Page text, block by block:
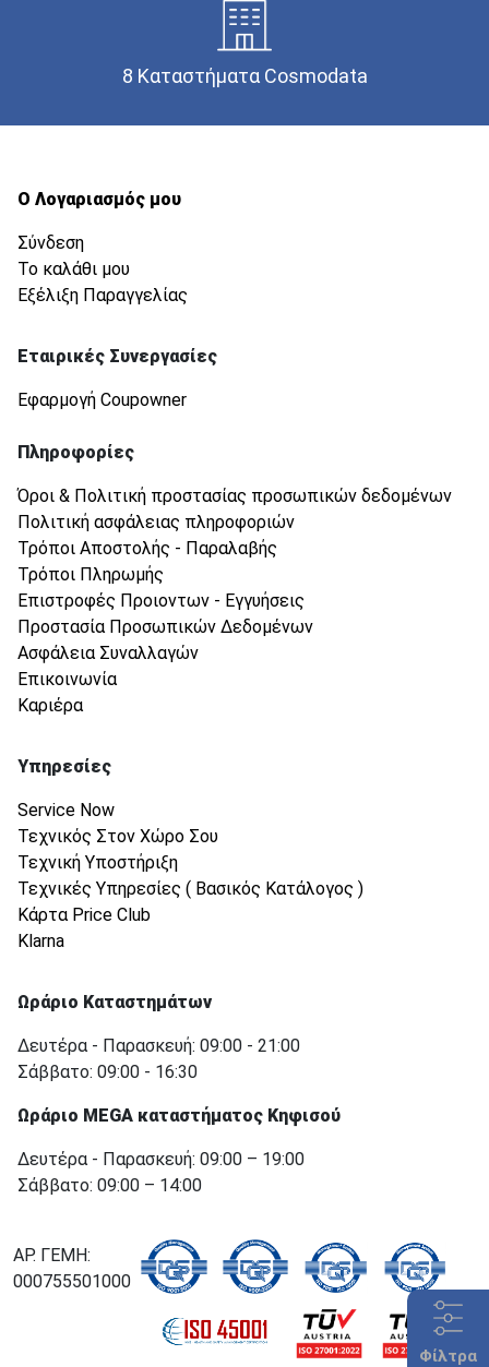
Φίλτρα
8 Καταστήματα Cosmodata
Ο Λογαριασμός μου
Σύνδεση
Το καλάθι μου
Εξέλιξη Παραγγελίας
Εταιρικές Συνεργασίες
Εφαρμογή Coupowner
Πληροφορίες
Όροι & Πολιτική προστασίας προσωπικών δεδομένων
Πολιτική ασφάλειας πληροφοριών
Τρόποι Αποστολής - Παραλαβής
Τρόποι Πληρωμής
Επιστροφές Προιοντων - Εγγυήσεις
Προστασία Προσωπικών Δεδομένων
Ασφάλεια Συναλλαγών
Επικοινωνία
Καριέρα
Υπηρεσίες
Service Now
Τεχνικός Στον Χώρο Σου
Τεχνική Υποστήριξη
Τεχνικές Υπηρεσίες ( Βασικός Κατάλογος )
Κάρτα Price Club
Klarna
Ωράριο Καταστημάτων
Δευτέρα - Παρασκευή: 09:00 - 21:00
Σάββατο: 09:00 - 16:30
Ωράριο MEGA καταστήματος Κηφισού
Δευτέρα - Παρασκευή: 09:00 – 19:00
Σάββατο: 09:00 – 14:00
ΑΡ. ΓΕΜΗ:
000755501000